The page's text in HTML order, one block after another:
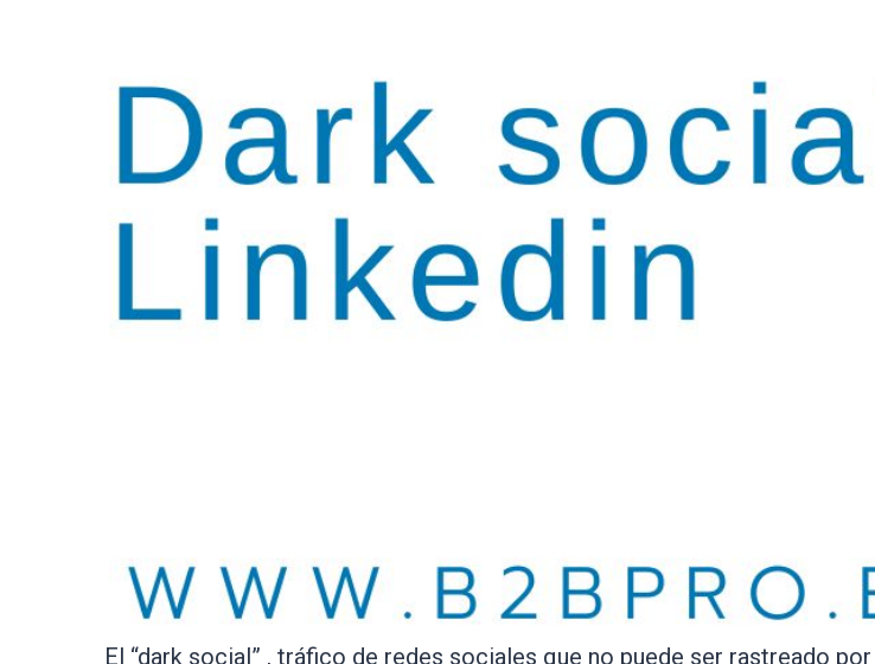
El “dark social” , tráfico de redes sociales que no puede ser rastreado